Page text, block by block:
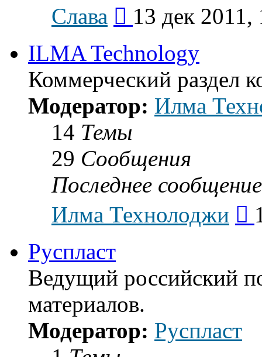
Слава
последнему
13 дек 2011,
ILMA Technology
Коммерческий раздел
Модератор: Илма
14 Темы
29 Сообщения
Последнее сообщение
Илма Технолоджи
Руспласт
Ведущий российский
материалов.
Модератор: Руспласт